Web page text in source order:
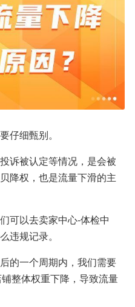
仔细甄别。
诉被认定等情况，是会被
降权，也是流量下滑的主
可以去卖家中心-体检中
违规记录。
的一个周期内，我们需要
整体权重下降，导致流量